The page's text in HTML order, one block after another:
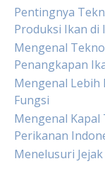
Pentingnya
Produksi Ikan di
Mengenal
Penangkapan
Mengenal Lebih
Fungsi
Mengenal
Perikanan
Menelusuri